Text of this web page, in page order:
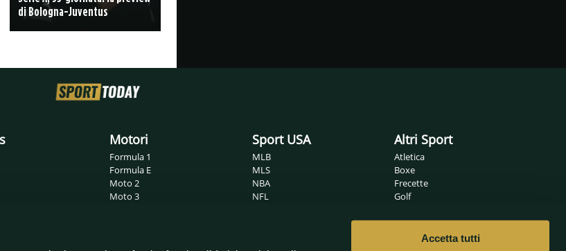
Accetta tutti
di Bologna-Juventus
Motori
Formula 1
Formula E
Moto 2
Moto 3
Sport USA
MLB
MLS
NBA
NFL
Altri Sport
Atletica
Boxe
Frecette
Golf
MMA